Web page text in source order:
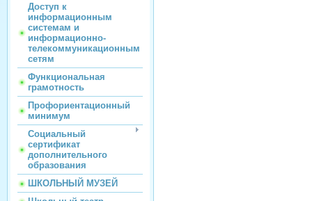
Доступ к
информационным
системам и
информационно-
телекоммуникационным
сетям
Функциональная
грамотность
Профориентационный
минимум
Социальный
сертификат
дополнительного
образования
ШКОЛЬНЫЙ МУЗЕЙ